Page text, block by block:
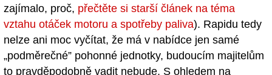
zajímalo, proč, přečtěte si starší článek na téma
vztahu otáček motoru a spotřeby paliva). Rapidu tedy
nelze ani moc vyčítat, že má v nabídce jen samé
„podměrečné” pohonné jednotky, budoucím majitelům
to pravděpodobně vadit nebude. S ohledem na